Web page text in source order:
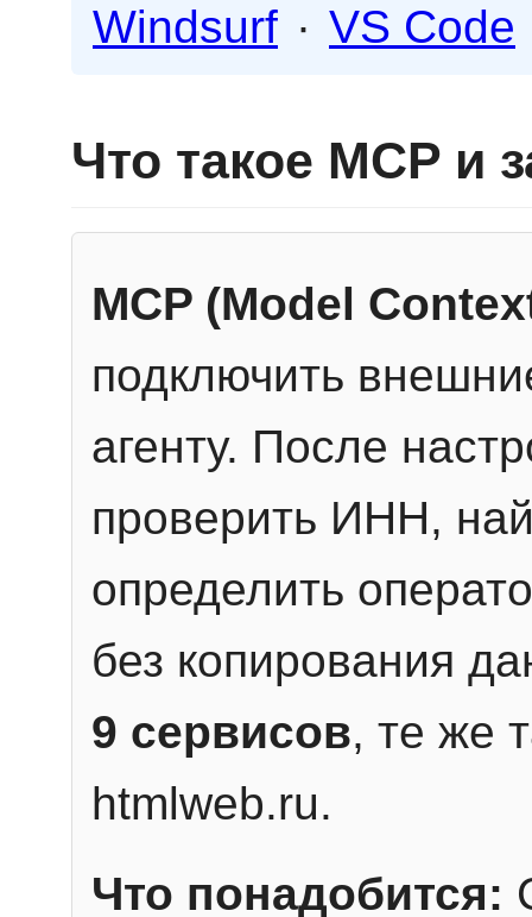
Windsurf · VS Code
Что такое MCP и
MCP (Model
подключить
агенту. После
проверить ИНН,
определить
без копирования
9 сервисов, те же
htmlweb.ru.
Что понадобится: